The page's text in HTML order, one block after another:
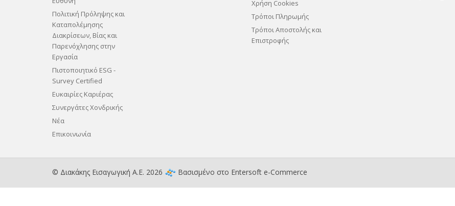
Πολιτική Πρόληψης και
Καταπολέμησης
Διακρίσεων, Βίας και
Παρενόχλησης στην
Εργασία
Πιστοποιητικό ESG -
Survey Certified
Ευκαιρίες Καριέρας
Συνεργάτες Χονδρικής
Νέα
Επικοινωνία
Χρήση Cookies
Τρόποι Πληρωμής
Τρόποι Αποστολής και
Επιστροφής
© Διακάκης Εισαγωγική Α.Ε. 2026 Βασισμένο στο Entersoft e-Commerce